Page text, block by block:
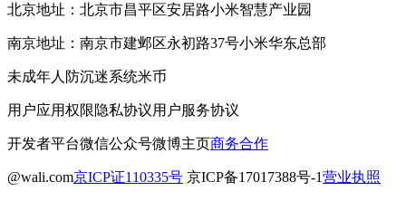
北京地址：北京市昌平区安居路小米智慧产业园
南京地址：南京市建邺区永初路37号小米华东总部
未成年人防沉迷系统米币
用户应用权限隐私协议用户服务协议
开发者平台微信公众号微博主页商务合作
@wali.com京ICP证110335号 京ICP备17017388号-1营业执照